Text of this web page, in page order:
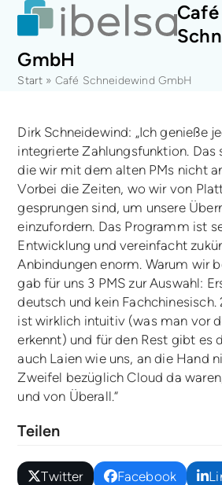
Open
mobile
Close
mobile
Café
GmbH
Start » Café Schneidewind GmbH
Dirk Schneidewind: „Ich genieße
integrierte Zahlungsfunktion. Das
die wir mit dem alten PMs nicht
Vorbei die Zeiten, wo wir von
gesprungen sind, um unsere
einzufordern. Das Programm ist
Entwicklung und vereinfacht
Anbindungen enorm. Warum wir
gab für uns 3 PMS zur Auswahl:
deutsch und kein Fachchinesisch.
ist wirklich intuitiv (was man vor
erkennt) und für den Rest gibt es
auch Laien wie uns, an die Hand
Zweifel bezüglich Cloud da
und von Überall.“
Teilen
Twitter Facebook